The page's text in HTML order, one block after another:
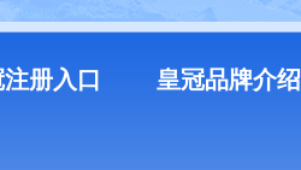
册入口 皇冠品牌介绍